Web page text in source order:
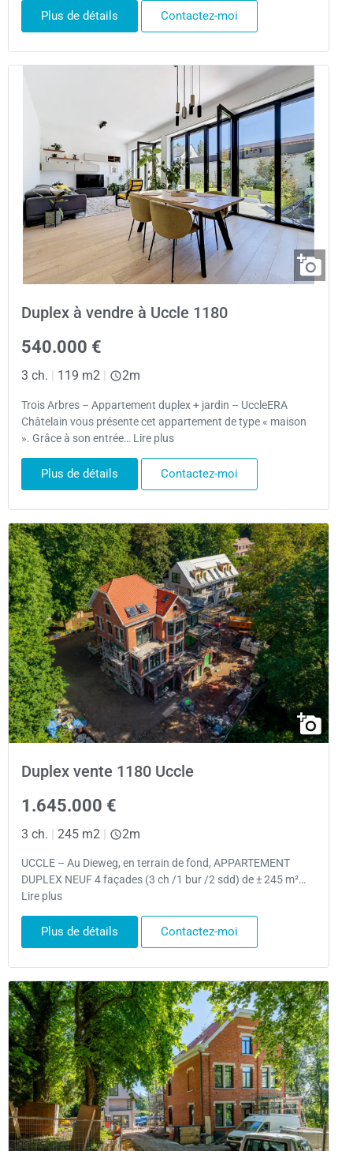
Plus de détails Contactez-moi
Duplex à vendre à Uccle 1180
540.000 €
3 ch. 119 m2 2m
Trois Arbres – Appartement duplex + jardin – UccleERA
Châtelain vous présente cet appartement de type « maison
». Grâce à son entrée… Lire plus
Plus de détails Contactez-moi
Duplex vente 1180 Uccle
1.645.000 €
3 ch. | 245 m2 | 2m
UCCLE – Au Dieweg, en terrain de fond, APPARTEMENT
DUPLEX NEUF 4 façades (3 ch /1 bur /2 sdd) de ± 245 m²…
Lire plus
Plus de détails Contactez-moi